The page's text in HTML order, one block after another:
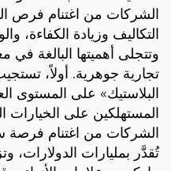
الشركات من اغتنام
التكاليف وزيادة الكفاءة،
وتتجلى أهميتها البالغة في
تجارية جوهرية. أولاً،
البلاستيك» على المستوى
المستهلكين على الخيارات
الشركات من اغتنام فرصة
تُقدَّر بمليارات الدولارات،